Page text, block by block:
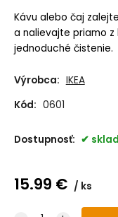
Kávu alebo čaj
a nalievajte priamo z
jednoduché čistenie.
Výrobca: IKEA
Kód: 0601
Dostupnosť:
15.99 € ks